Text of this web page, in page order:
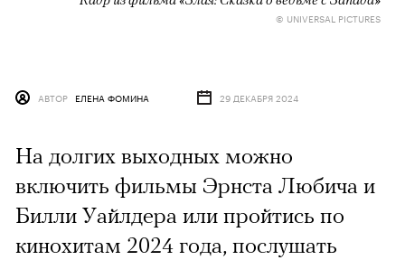
© UNIVERSAL PICTURES
АВТОР ЕЛЕНА ФОМИНА 29 ДЕКАБРЯ 2024
На долгих выходных можно
включить фильмы Эрнста Любича и
Билли Уайлдера или пройтись по
кинохитам 2024 года, послушать